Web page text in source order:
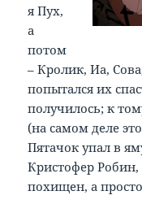
я Пух,
а
потом
– Кролик, Иа,
попытался их
получилось; к
(на самом деле
Пятачок упал в
Кристофер
похищен, а